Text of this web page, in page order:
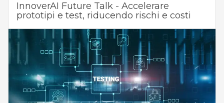
InnoverAI Future Talk - Accelerare
prototipi e test, riducendo rischi e costi